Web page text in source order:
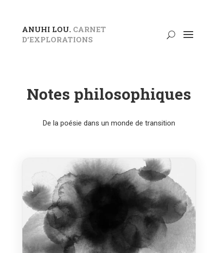
ANUHI LOU. CARNET
D’EXPLORATIONS
Notes philosophiques
De la poésie dans un monde de transition